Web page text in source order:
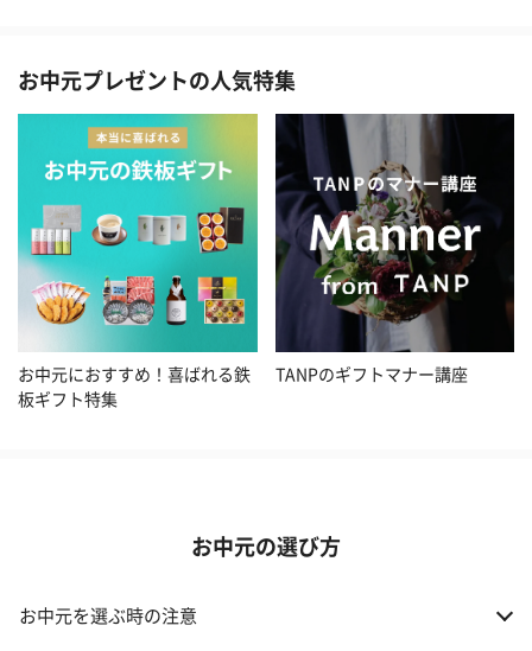
お中元プレゼントの人気特集
お中元におすすめ！喜ばれる鉄
板ギフト特集
TANPのギフトマナー講座
お中元の選び方
お中元を選ぶ時の注意